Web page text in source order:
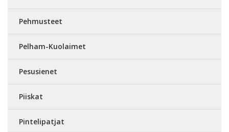
Pehmusteet
Pelham-Kuolaimet
Pesusienet
Piiskat
Pintelipatjat